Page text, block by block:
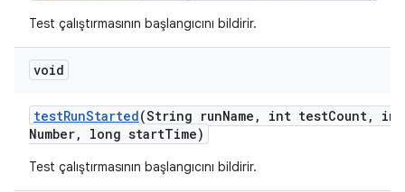
Test çalıştırmasının başlangıcını bildirir.
void
testRunStarted(String runName , int testCount,
int
Number, long startTime)
Test çalıştırmasının başlangıcını bildirir.